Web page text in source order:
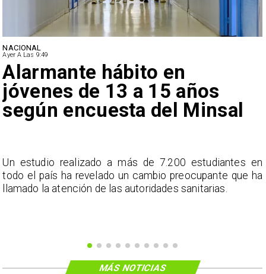
NACIONAL
Ayer A Las 9:49
Alarmante hábito en
jóvenes de 13 a 15 años
según encuesta del Minsal
Un estudio realizado a más de 7.200 estudiantes en
todo el país ha revelado un cambio preocupante que ha
llamado la atención de las autoridades sanitarias.
MÁS NOTICIAS